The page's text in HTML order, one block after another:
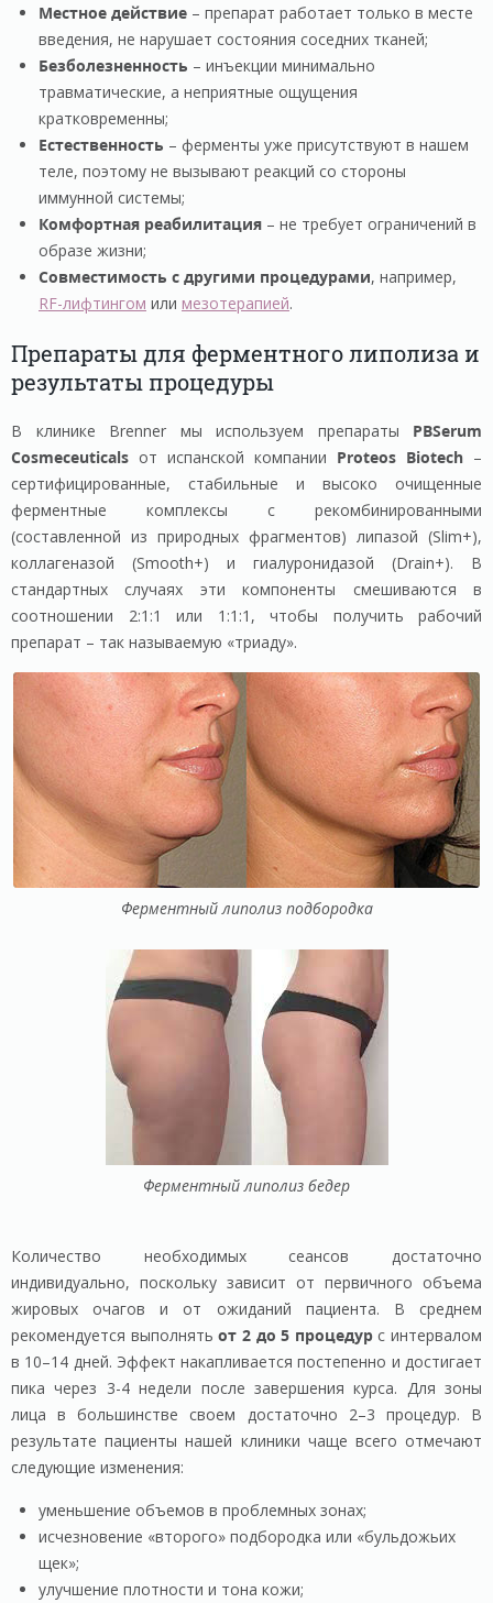
Местное действие – препарат работает только в месте
введения, не нарушает состояния соседних тканей;
Безболезненность – инъекции минимально
травматические, а неприятные ощущения
кратковременны;
Естественность – ферменты уже присутствуют в нашем
теле, поэтому не вызывают реакций со стороны
иммунной системы;
Комфортная реабилитация – не требует ограничений в
образе жизни;
Совместимость с другими процедурами, например,
RF-лифтингом или мезотерапией.
Препараты для ферментного липолиза и
результаты процедуры
В клинике Brenner мы используем препараты PBSerum
Cosmeceuticals от испанской компании Proteos Biotech –
сертифицированные, стабильные и высоко очищенные
ферментные комплексы с рекомбинированными
(составленной из природных фрагментов) липазой (Slim+),
коллагеназой (Smooth+) и гиалуронидазой (Drain+). В
стандартных случаях эти компоненты смешиваются в
соотношении 2:1:1 или 1:1:1, чтобы получить рабочий
препарат – так называемую «триаду».
Ферментный липолиз подбородка
Ферментный липолиз бедер
Количество необходимых сеансов достаточно
индивидуально, поскольку зависит от первичного объема
жировых очагов и от ожиданий пациента. В среднем
рекомендуется выполнятьот 2 до 5 процедурс интервалом
в 10–14 дней. Эффект накапливается постепенно и достигает
пика через 3-4 недели после завершения курса. Для зоны
лица в большинстве своем достаточно 2–3 процедур. В
результате пациенты нашей клиники чаще всего отмечают
следующие изменения:
уменьшение объемов в проблемных зонах;
исчезновение «второго» подбородка или «бульдожьих
щек»;
улучшение плотности и тона кожи;